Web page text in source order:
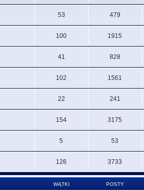
53 479
100 1915
41 828
102 1561
22 241
154 3175
5 53
126 3733
WĄTKI POSTY